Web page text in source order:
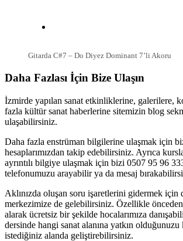
Gitarda C#7 – Do Diyez Dominant 7’li Akoru
Daha Fazlası İçin Bize Ulaşın
İzmirde yapılan sanat etkinliklerine, galerilere,
fazla kültür sanat haberlerine sitemizin blog
ulaşabilirsiniz.
Daha fazla enstrüman bilgilerine ulaşmak için
hesaplarımızdan takip edebilirsiniz. Ayrıca
ayrıntılı bilgiye ulaşmak için bizi 0507 95 96
telefonumuzu arayabilir ya da mesaj
Aklınızda oluşan soru işaretlerini gidermek için
merkezimize de gelebilirsiniz. Özellikle önceden
alarak ücretsiz bir şekilde hocalarımıza
dersinde hangi sanat alanına yatkın
istediğiniz alanda geliştirebilirsiniz.